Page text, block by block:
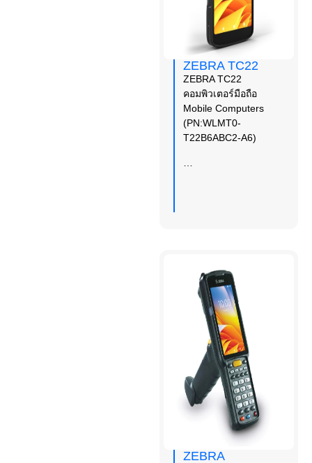
ZEBRA TC22
ZEBRA TC22
คอมพิวเตอร์มือถือ
Mobile Computers
(PN:WLMT0-
T22B6ABC2-A6)
ZEBRA